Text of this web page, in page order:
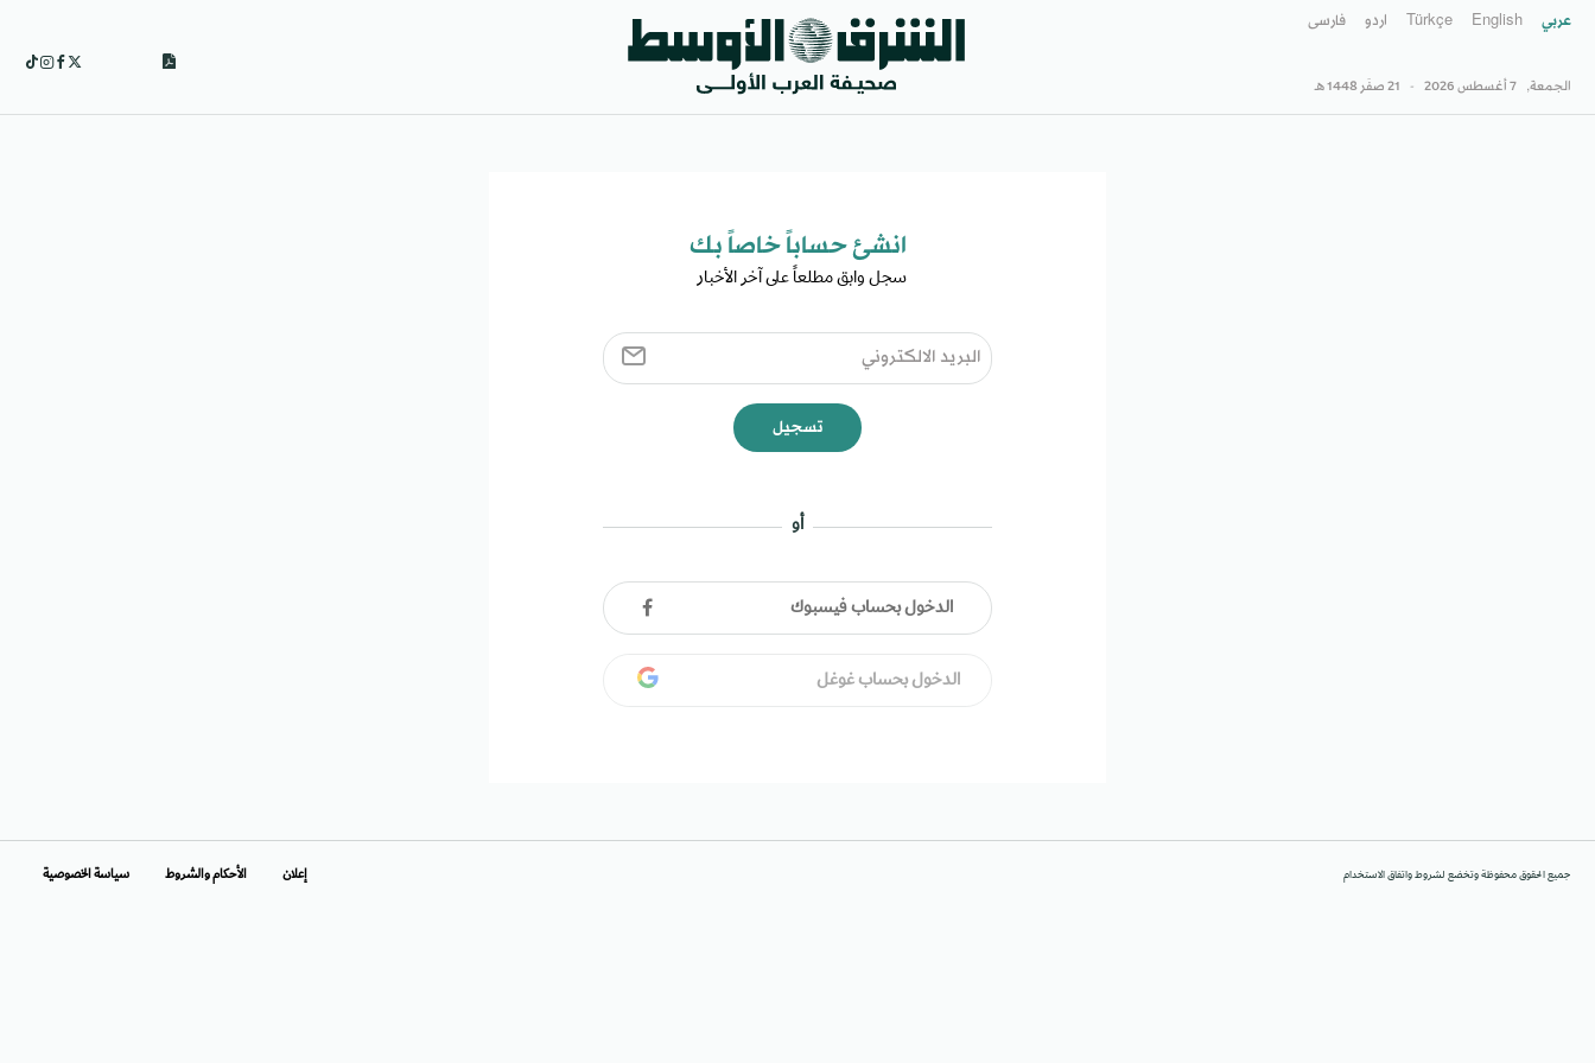
عربي English
Türkçe اردو فارسى
الجمعة, 7 أغسطس 2026 - 21 صفَر 1448 هـ
انشئ حساباً خاصاً بك​
سجل وابق مطلعاً على آخر الأخبار ​
تسجيل
أو
الدخول بحساب فيسبوك
الدخول بحساب غوغل
جميع الحقوق محفوظة وتخضع لشروط واتفاق الاستخدام إعلان الأحكام والشروط سياسة الخصوصية